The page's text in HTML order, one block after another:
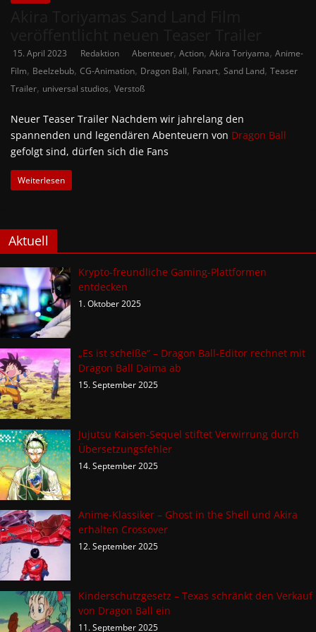
15. April 2023 Redaktion Abenteuer, Action, Akira Toriyama, Anime-
Film, Beelzebub, CG-Animation, Dragon Ball, Fanart, Sand Land, Teaser
Trailer, universal studios, Verstoß
Neuer Teaser Trailer Nachdem wir jahrelang den
spannenden und legendären Abenteuern von Dragon Ball
gefolgt sind, dürfen sich die Fans
Weiterlesen
Aktuell
Krypto-freundliche Gaming-Plattformen
entdecken
1. Oktober 2025
„Es ist scheiße“ – Dragon Ball-Editor rechnet mit
Dragon Ball Daima ab
15. September 2025
Jujutsu Kaisen-Sequel stiftet Verwirrung durch
Übersetzungsfehler
14. September 2025
Anime-Klassiker – Ghost in the Shell und Akira
erhalten Crossover
12. September 2025
Kinderschutzgesetz – Texas schränkt den Verkauf
von Dragon Ball ein
11. September 2025